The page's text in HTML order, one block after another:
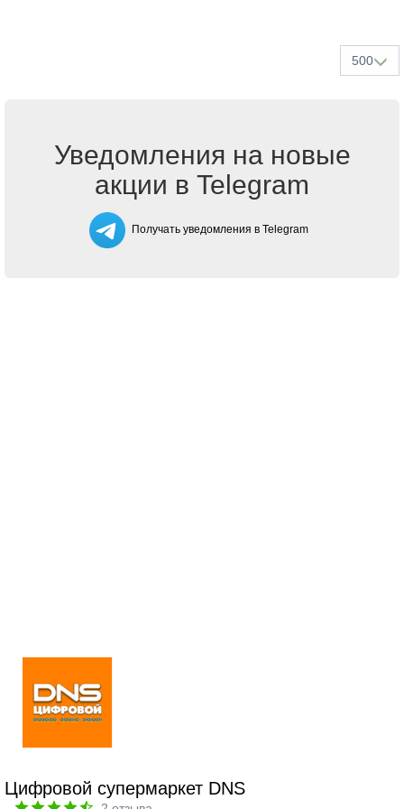
500
Уведомления на новые
акции в Telegram
Получать уведомления в Telegram
Цифровой супермаркет DNS